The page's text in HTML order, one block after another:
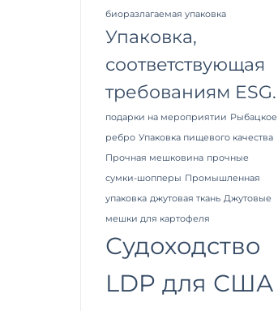
биоразлагаемая упаковка
Упаковка,
соответствующая
требованиям ESG.
подарки на мероприятии Рыбацкое
ребро Упаковка пищевого качества
Прочная мешковина прочные
сумки-шопперы Промышленная
упаковка джутовая ткань Джутовые
мешки для картофеля
Судоходство
LDP для США